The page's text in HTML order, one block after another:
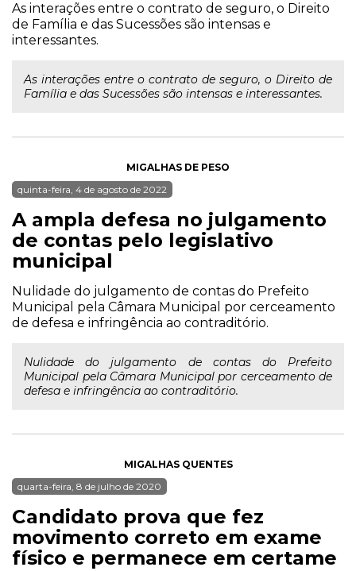
As interações entre o contrato de seguro, o Direito
de Família e das Sucessões são intensas e
interessantes.
As interações entre o contrato de seguro, o Direito de
Família e das Sucessões são intensas e interessantes.
MIGALHAS DE PESO
quinta-feira, 4 de agosto de 2022
A ampla defesa no julgamento
de contas pelo legislativo
municipal
Nulidade do julgamento de contas do Prefeito
Municipal pela Câmara Municipal por cerceamento
de defesa e infringência ao contraditório.
Nulidade do julgamento de contas do Prefeito
Municipal pela Câmara Municipal por cerceamento de
defesa e infringência ao contraditório.
MIGALHAS QUENTES
quarta-feira, 8 de julho de 2020
Candidato prova que fez
movimento correto em exame
físico e permanece em certame